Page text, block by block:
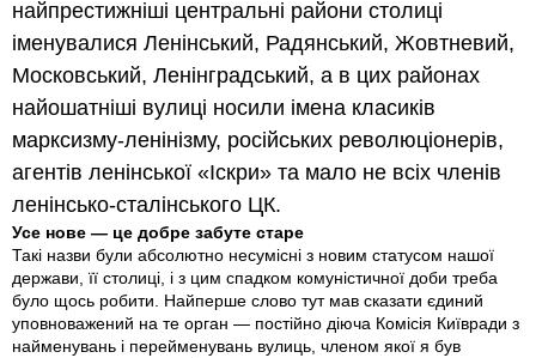
найпрестижнiшi центральнi райони столицi
iменувалися Ленiнський, Радянський, Жовтневий,
Московський, Ленiнградський, а в цих районах
найошатнiшi вулицi носили iмена класикiв
марксизму-ленiнiзму, росiйських революцiонерiв,
агентiв ленiнської «Іскри» та мало не всiх членiв
ленiнсько-сталiнського ЦК.
Усе нове — це добре забуте старе
Такi назви були абсолютно несумiснi з новим статусом нашої
держави, її столицi, i з цим спадком комунiстичної доби треба
було щось робити. Найперше слово тут мав сказати єдиний
уповноважений на те орган — постiйно дiюча Комiсiя Київради з
найменувань i перейменувань вулиць, членом якої я був